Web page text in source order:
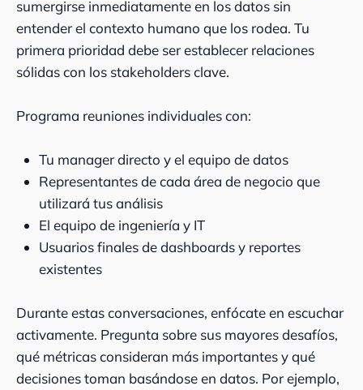
sumergirse inmediatamente en los datos sin
entender el contexto humano que los rodea. Tu
primera prioridad debe ser establecer relaciones
sólidas con los stakeholders clave.
Programa reuniones individuales con:
Tu manager directo y el equipo de datos
Representantes de cada área de negocio que
utilizará tus análisis
El equipo de ingeniería y IT
Usuarios finales de dashboards y reportes
existentes
Durante estas conversaciones, enfócate en escuchar
activamente. Pregunta sobre sus mayores desafíos,
qué métricas consideran más importantes y qué
decisiones toman basándose en datos. Por ejemplo,